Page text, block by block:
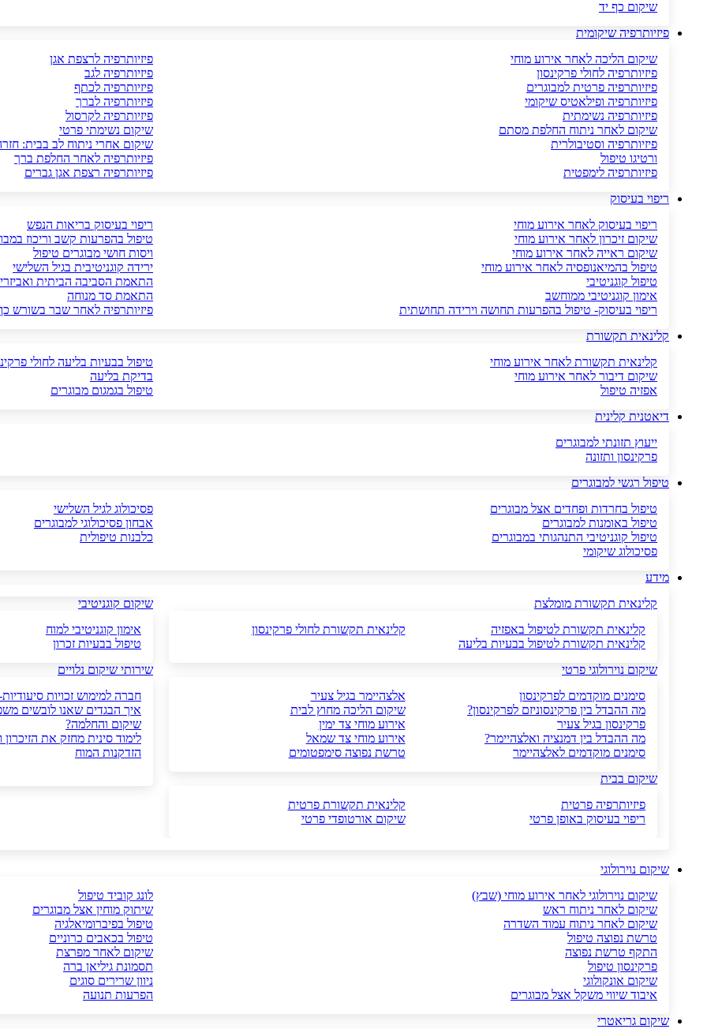
שיקום כף יד
פיזיותרפיה שיקומית
שיקום הליכה לאחר אירוע מוחי
פיזיותרפיה לחולי פרקינסון
פיזיותרפיה פרטית למבוגרים
פיזיותרפיה ופילאטיס שיקומי
פיזיותרפיה נשימתית
שיקום לאחר ניתוח החלפת מסתם
פיזיותרפיה וסטיבולרית
ורטיגו טיפול
פיזיותרפיה לימפטית
פיזיותרפיה לרצפת אגן
פיזיותרפיה לגב
פיזיותרפיה לכתף
פיזיותרפיה לברך
פיזיותרפיה לקרסול
שיקום נשימתי פרטי
שיקום אחרי ניתוח לב בבית:
פיזיותרפיה לאחר החלפת ברך
פיזיותרפיה רצפת אגן גברים
ריפוי בעיסוק
ריפוי בעיסוק לאחר אירוע מוחי
שיקום זיכרון לאחר אירוע מוחי
שיקום ראייה לאחר אירוע מוחי
טיפול בהמיאנופסיה לאחר אירוע מוחי
טיפול קוגניטיבי
אימון קוגניטיבי ממוחשב
ריפוי בעיסוק- טיפול בהפרעות תחושה וירידה תחושתית
ריפוי בעיסוק בריאות הנפש
טיפול בהפרעות קשב וריכוז
ויסות חושי מבוגרים טיפול
ירידה קוגניטיבית בגיל השלישי
התאמת הסביבה הביתית
התאמת סד מנוחה
פיזיותרפיה לאחר שבר בשורש
קלינאית תקשורת
קלינאית תקשורת לאחר אירוע מוחי
שיקום דיבור לאחר אירוע מוחי
אפזיה טיפול
טיפול בבעיות בליעה לחולי
בדיקת בליעה
טיפול בגמגום מבוגרים
דיאטנית קלינית
ייעוץ תזונתי למבוגרים
פרקינסון ותזונה
טיפול רגשי למבוגרים
טיפול בחרדות ופחדים אצל מבוגרים
טיפול באומנות למבוגרים
טיפול קוגניטיבי התנהגותי במבוגרים
פסיכולוג שיקומי
פסיכולוג לגיל השלישי
אבחון פסיכולוגי למבוגרים
כלבנות טיפולית
מידע
קלינאית תקשורת מומלצת
קלינאית תקשורת לטיפול באפזיה
קלינאית תקשורת לטיפול בבעיות בליעה
קלינאית תקשורת לחולי פרקינסון
שיקום נוירולוגי פרטי
סימנים מוקדמים לפרקינסון
מה ההבדל בין פרקינסוניזם לפרקינסון?
פרקינסון בגיל צעיר
מה ההבדל בין דמנציה ואלצהיימר?
סימנים מוקדמים לאלצהיימר
אלצהיימר בגיל צעיר
שיקום הליכה מחוץ לבית
אירוע מוחי צד ימין
אירוע מוחי צד שמאל
טרשת נפוצה סימפטומים
שיקום בבית
פיזיותרפיה פרטית
ריפוי בעיסוק באופן פרטי
קלינאית תקשורת פרטית
שיקום אורטופדי פרטי
שיקום קוגניטיבי
אימון קוגניטיבי למוח
טיפול בבעיות זכרון
שירותי שיקום נלויים
חברה למימוש זכויות
איך הבגדים שאנו לובשים
שיקום והחלמה?
לימוד סינית מחזק את
הזדקנות המוח
שיקום נוירולוגי
שיקום נוירולוגי לאחר אירוע מוחי (שבץ)
שיקום לאחר ניתוח ראש
שיקום לאחר ניתוח עמוד השדרה
טרשת נפוצה טיפול
התקף טרשת נפוצה
פרקינסון טיפול
שיקום אונקולוגי
איבוד שיווי משקל אצל מבוגרים
לונג קוביד טיפול
שיתוק מוחין אצל מבוגרים
טיפול בפיברומיאלגיה
טיפול בכאבים כרוניים
שיקום לאחר מפרצת
תסמונת גיליאן ברה
ניוון שרירים סוגים
הפרעות תנועה
שיקום גריאטרי